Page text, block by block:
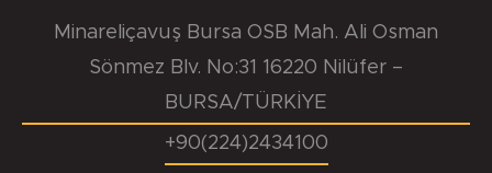
Minareliçavuş Bursa OSB Mah. Ali Osman
Sönmez Blv. No:31 16220 Nilüfer –
BURSA/TÜRKİYE
+90(224)2434100